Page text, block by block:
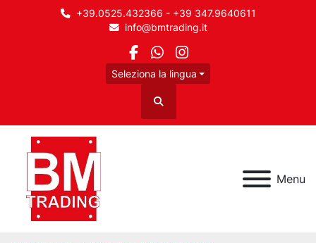
+39.0525.432366 - +39 347.9640611
info@bmtrading.it
facebook
whatsapp
instagram
Seleziona la lingua
Cerca
Menu